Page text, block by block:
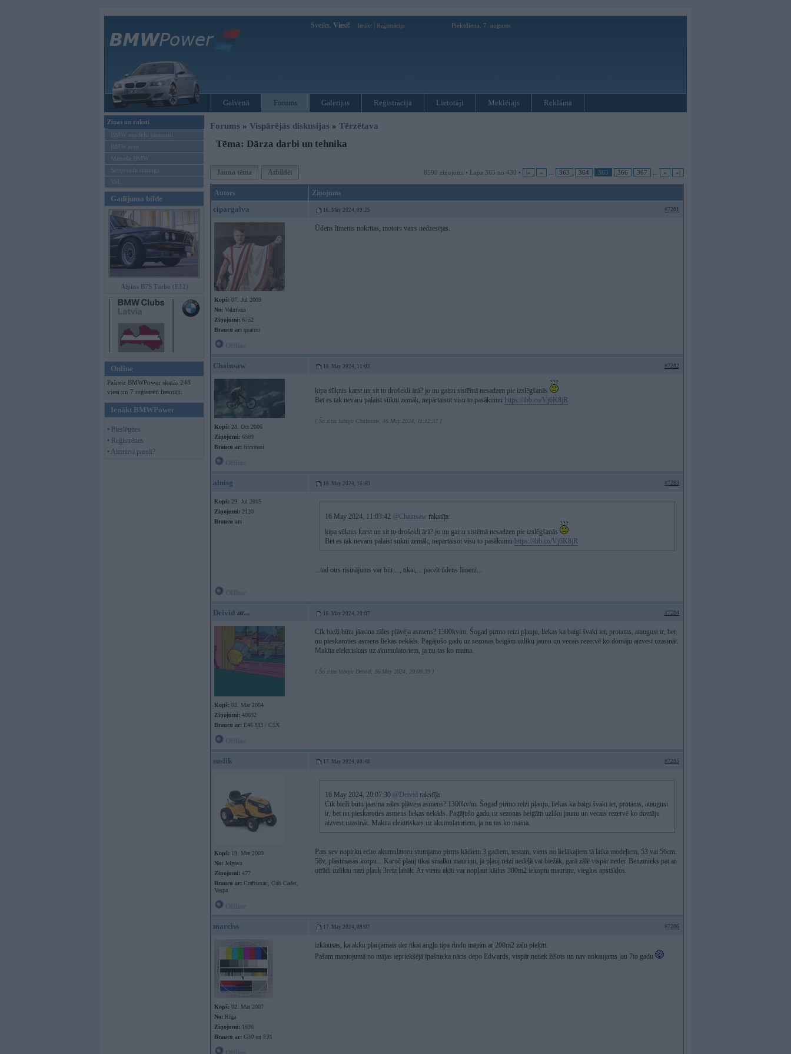
Sveiks, Viesi! Ienākt Reģistrācija Piektdiena, 7. augusts
Galvenā Forums Galerijas Reģistrācija Lietotāji Meklētājs Reklāma
Ziņas un raksti
BMW modeļu jaunumi
BMW testi
Mēneša BMW
Sērijveida tūnings
Vel...
Gadījuma bilde
Alpina B7S Turbo (E12)
Online
Pašreiz BMWPower skatās 248
viesi un 7 reģistrēti lietotāji.
Ienākt BMWPower
• Pieslēgties
• Reģistrēties
• Aizmirsi paroli?
Forums » Vispārējās diskusijas » Tērzētava
Tēma: Dārza darbi un tehnika
Jauna tēma Atbildēt 8590 ziņojumi • Lapa 365 no 430 • |« « 363 364 365 366 367 » »|
Autors Ziņojums
cipargalva 16. May 2024, 09:25 #7281
Kopš: 07. Jul 2009
No: Valmiera
Ziņojumi: 6752
Braucu ar: quattro
Ūdens līmenis nokrītas, motors vairs nedzesējas.
Chainsaw 16. May 2024, 11:03 #7282
Kopš: 28. Oct 2006
Ziņojumi: 6569
Braucu ar: trimmeri
ķipa sūknis karst un sit to drošekli ārā? jo nu gaisu sistēmā nesadzen pie izslēgšanās
Bet es tak nevaru palaist sūkni zemāk, nepārtaisot visu to pasākumu https://ibb.co/Vj6K8jR
[ Šo ziņu laboja Chainsaw, 16 May 2024, 11:12:37 ]
alnisg 16. May 2024, 16:43 #7283
Kopš: 29. Jul 2015
Ziņojumi: 2120
Braucu ar:
16 May 2024, 11:03:42 @Chainsaw rakstīja:
ķipa sūknis karst un sit to drošekli ārā? jo nu gaisu sistēmā nesadzen pie izslēgšanās
Bet es tak nevaru palaist sūkni zemāk, nepārtaisot visu to pasākumu https://ibb.co/Vj6K8jR
...tad otrs risinājums var būt ..., tikai,... pacelt ūdens līmeni...
Deivid 16. May 2024, 20:07 #7284
Kopš: 02. Mar 2004
Ziņojumi: 40692
Braucu ar: E46 M3 / C5X
Cik bieži būtu jāasina zāles pļāvēja asmens? 1300kv/m. Šogad pirmo reizi pļauju, liekas ka baigi švaki iet, protams, ataugusi ir, bet
nu pieskaroties asmens liekas nekāds. Pagājušo gadu uz sezonas beigām uzliku jaunu un vecais rezervē ko domāju aizvest uzasināt.
Makita elektriskais uz akumulatoriem, ja nu tas ko maina.
[ Šo ziņu laboja Deivid, 16 May 2024, 20:08:39 ]
suslik 17. May 2024, 00:48 #7285
Kopš: 19. Mar 2009
No: Jelgava
Ziņojumi: 477
Braucu ar: Craftsman, Cub Cadet,
Vespa
16 May 2024, 20:07:30 @Deivid rakstīja:
Cik bieži būtu jāasina zāles pļāvēja asmens? 1300kv/m. Šogad pirmo reizi pļauju, liekas ka baigi švaki iet, protams, ataugusi
ir, bet nu pieskaroties asmens liekas nekāds. Pagājušo gadu uz sezonas beigām uzliku jaunu un vecais rezervē ko domāju
aizvest uzasināt. Makita elektriskais uz akumulatoriem, ja nu tas ko maina.
Pats sev nopirku echo akumulatoru stumjamo pirms kādiem 3 gadiem, testam, viens no lielākajiem tā laika modeļiem, 53 vai 56cm.
58v, plastmasas korpu... Karoč pļauj tikai smalku mauriņu, ja pļauj reizi nedēļā vai biežāk, garā zālē vispār neder. Benzīnieks pat ar
otrādi uzliktu nazi pļauk 3reiz labāk. Ar vienu aķīti var nopļaut kādus 300m2 iekoptu mauriņu, vieglos apstākļos.
marciss 17. May 2024, 09:07 #7286
Kopš: 02. Mar 2007
No: Rīga
Ziņojumi: 1636
Braucu ar: G30 un F31
izklausās, ka akku pļaujamais der tikai angļu tipa rindu mājām ar 200m2 zaļu pleķīti.
Pašam mantojumā no mājas iepriekšējā īpašnieka nācis depo Edwards, vispār netiek žēlots un nav nokaujams jau 7to gadu